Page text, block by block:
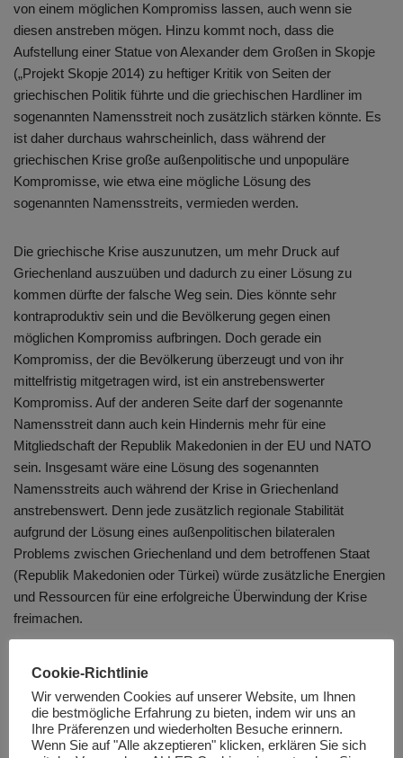
von einem möglichen Kompromiss lassen, auch wenn sie
diesen anstreben mögen. Hinzu kommt noch, dass die
Aufstellung einer Statue von Alexander dem Großen in Skopje
(„Projekt Skopje 2014) zu heftiger Kritik von Seiten der
griechischen Politik führte und die griechischen Hardliner im
sogenannten Namensstreit noch zusätzlich stärken könnte. Es
ist daher durchaus wahrscheinlich, dass während der
griechischen Krise große außenpolitische und unpopuläre
Kompromisse, wie etwa eine mögliche Lösung des
sogenannten Namensstreits, vermieden werden.
Die griechische Krise auszunutzen, um mehr Druck auf
Griechenland auszuüben und dadurch zu einer Lösung zu
kommen dürfte der falsche Weg sein. Dies könnte sehr
kontraproduktiv sein und die Bevölkerung gegen einen
möglichen Kompromiss aufbringen. Doch gerade ein
Kompromiss, der die Bevölkerung überzeugt und von ihr
mittelfristig mitgetragen wird, ist ein anstrebenswerter
Kompromiss. Auf der anderen Seite darf der sogenannte
Namensstreit dann auch kein Hindernis mehr für eine
Mitgliedschaft der Republik Makedonien in der EU und NATO
sein. Insgesamt wäre eine Lösung des sogenannten
Namensstreits auch während der Krise in Griechenland
anstrebenswert. Denn jede zusätzlich regionale Stabilität
aufgrund der Lösung eines außenpolitischen bilateralen
Problems zwischen Griechenland und dem betroffenen Staat
(Republik Makedonien oder Türkei) würde zusätzliche Energien
und Ressourcen für eine erfolgreiche Überwindung der Krise
freimachen.
Ausblick
Ein Großteil der griechischen Bevölkerung ist gegen das
Sparpaket in der beschlossenen Form. Unterstützung findet die
Cookie-Richtlinie
Wir verwenden Cookies auf unserer Website, um Ihnen
die bestmögliche Erfahrung zu bieten, indem wir uns an
Ihre Präferenzen und wiederholten Besuche erinnern.
Wenn Sie auf "Alle akzeptieren" klicken, erklären Sie sich